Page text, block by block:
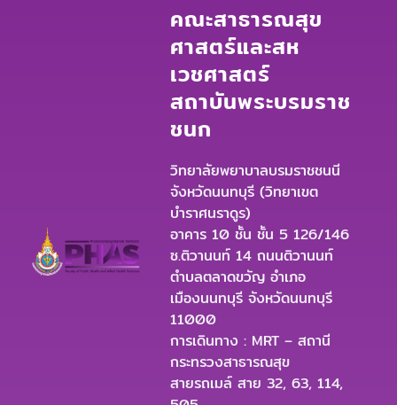
คณะสาธารณสุข
ศาสตร์และสห
เวชศาสตร์
สถาบันพระบรมราช
ชนก
วิทยาลัยพยาบาลบรมราชชนนี
จังหวัดนนทบุรี (วิทยาเขต
บำราศนราดูร)
อาคาร 10 ชั้น ชั้น 5 126/146
ซ.ติวานนท์ 14 ถนนติวานนท์
ตำบลตลาดขวัญ อำเภอ
เมืองนนทบุรี จังหวัดนนทบุรี
11000
การเดินทาง : MRT – สถานี
กระทรวงสาธารณสุข
สายรถเมล์ สาย 32, 63, 114,